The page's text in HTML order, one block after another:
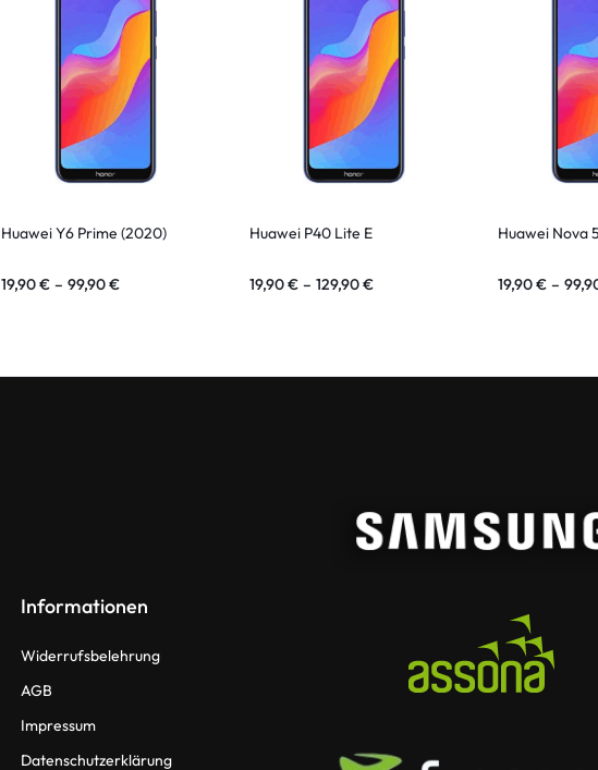
Huawei Y6 Prime (2020)
19,90€ – 99,90€
Huawei P40 Lite E
19,90€ – 129,90€
Huawei Nova
19,90€ –
Informationen
Widerrufsbelehrung
AGB
Impressum
Datenschutzerklärung